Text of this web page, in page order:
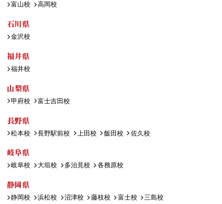
富山校 高岡校
石川県
金沢校
福井県
福井校
山梨県
甲府校 富士吉田校
長野県
松本校 長野駅前校 上田校 飯田校 佐久校
岐阜県
岐阜校 大垣校 多治見校 各務原校
静岡県
静岡校 浜松校 沼津校 藤枝校 富士校 三島校